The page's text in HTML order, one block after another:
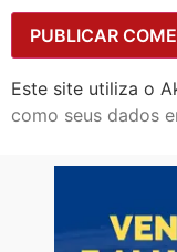
Este site utiliza o
como seus dados